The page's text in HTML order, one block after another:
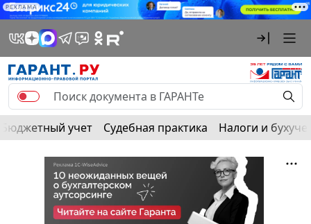
РЕКЛАМА
Бюджетный учет Судебная практика Налоги и